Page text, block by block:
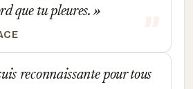
que tu pleures.
reconnaissante pour tous